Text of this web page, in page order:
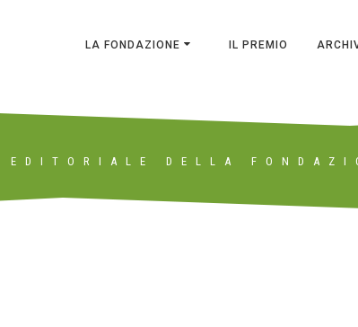
LA FONDAZIONE IL PREMIO
EDITORIALE DELLA